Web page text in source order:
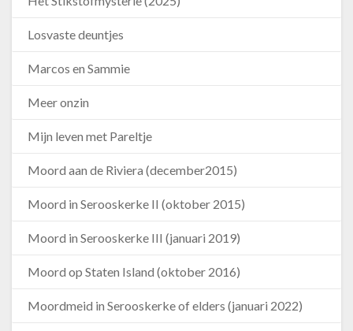
Losvaste deuntjes
Marcos en Sammie
Meer onzin
Mijn leven met Pareltje
Moord aan de Riviera (december2015)
Moord in Serooskerke II (oktober 2015)
Moord in Serooskerke III (januari 2019)
Moord op Staten Island (oktober 2016)
Moordmeid in Serooskerke of elders (januari 2022)